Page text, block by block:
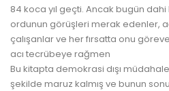
84 koca yıl geçti. Ancak bugün
ordunun görüşleri merak edenler,
çalışanlar ve her fırsatta onu
acı tecrübeye rağmen
Bu kitapta demokrasi dışı
şekilde maruz kalmış ve bunun